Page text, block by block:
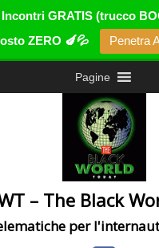
GRATIS (trucco
ZERO 🍆💦
Penetra
Pagine
– The Black
per